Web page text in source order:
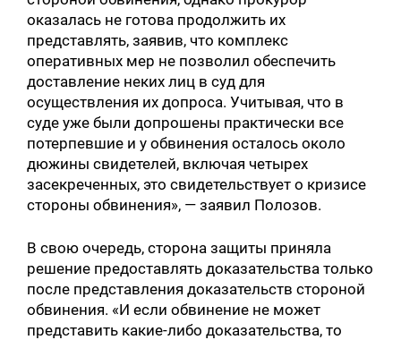
оказалась не готова продолжить их
представлять, заявив, что комплекс
оперативных мер не позволил обеспечить
доставление неких лиц в суд для
осуществления их допроса. Учитывая, что в
суде уже были допрошены практически все
потерпевшие и у обвинения осталось около
дюжины свидетелей, включая четырех
засекреченных, это свидетельствует о кризисе
стороны обвинения», — заявил Полозов.
В свою очередь, сторона защиты приняла
решение предоставлять доказательства только
после представления доказательств стороной
обвинения. «И если обвинение не может
представить какие-либо доказательства, то